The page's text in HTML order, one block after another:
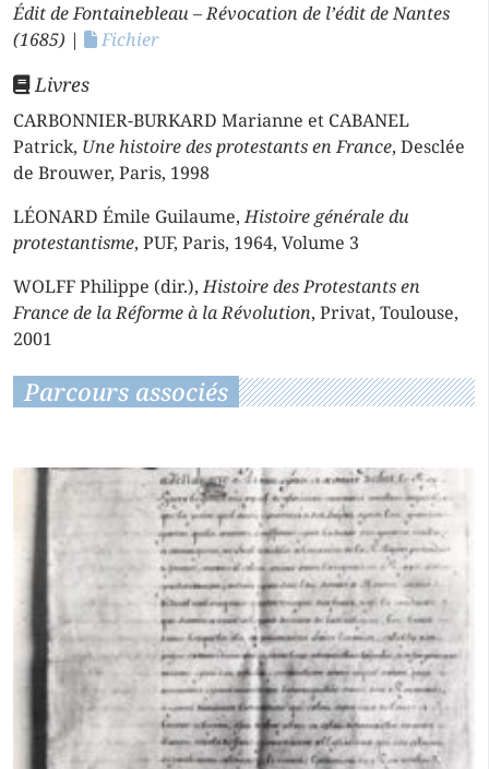
Édit de Fontainebleau – Révocation de l’édit de Nantes
(1685) | Fichier
Livres
CARBONNIER-BURKARD Marianne et CABANEL
Patrick, Une histoire des protestants en France, Desclée
de Brouwer, Paris, 1998
LÉONARD Émile Guilaume,Histoire générale du
protestantisme, PUF, Paris, 1964, Volume 3
WOLFF Philippe (dir.),Histoire des Protestants en
France de la Réforme à la Révolution, Privat, Toulouse,
2001
Parcours associés